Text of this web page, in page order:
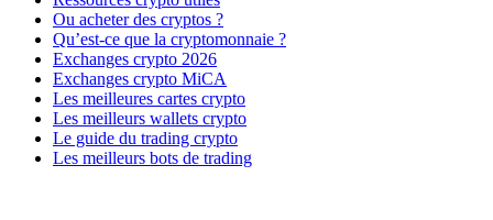
Ou acheter des cryptos ?
Qu’est-ce que la cryptomonnaie ?
Exchanges crypto 2026
Exchanges crypto MiCA
Les meilleures cartes crypto
Les meilleurs wallets crypto
Le guide du trading crypto
Les meilleurs bots de trading